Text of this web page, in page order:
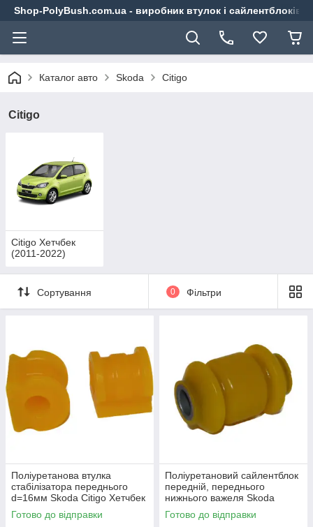
Shop-PolyBush.com.ua - виробник втулок і сайлентблоків
Каталог авто Skoda Citigo
Citigo
Citigo Хетчбек
(2011-2022)
Сортування 0 Фільтри
Поліуретанова втулка
стабілізатора переднього
d=16мм Skoda Citigo Хетчбек
(2011-2022) v19
Готово до відправки
Поліуретановий сайлентблок
передній, переднього
нижнього важеля Skoda
Citigo Хетчбек (2011-2022)
v19
Готово до відправки